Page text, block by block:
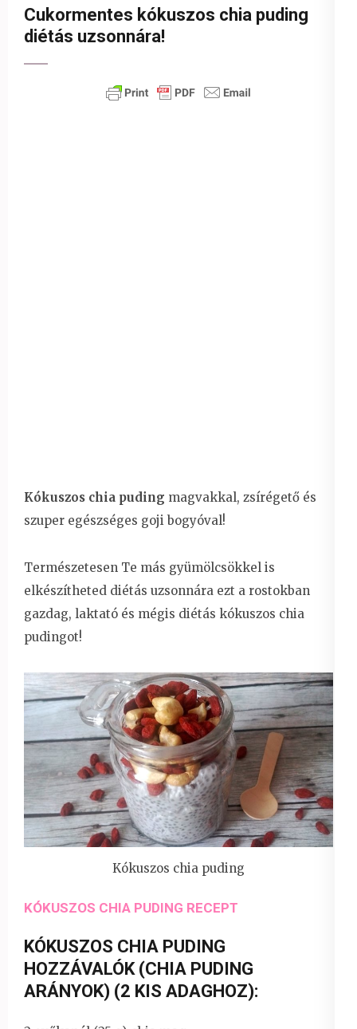
Cukormentes kókuszos chia puding
diétás uzsonnára!
Kókuszos chia puding magvakkal, zsírégető és
szuper egészséges goji bogyóval!
Természetesen Te más gyümölcsökkel is
elkészítheted diétás uzsonnára ezt a rostokban
gazdag, laktató és mégis diétás kókuszos chia
pudingot!
Kókuszos chia puding
KÓKUSZOS CHIA PUDING RECEPT
KÓKUSZOS CHIA PUDING
HOZZÁVALÓK (CHIA PUDING
ARÁNYOK) (2 KIS ADAGHOZ):